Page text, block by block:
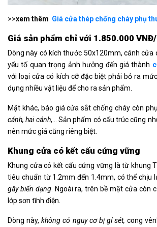
>>xem thêm Giá cửa thép chống cháy phụ
Giá sản phẩm chỉ với 1.850.000
Dòng này có kích thước 50x120mm, cánh cửa
yếu tố quan trọng ảnh hưởng đến giá thành
với loại cửa có kích cỡ đặc biệt phải bỏ ra
dụng nhiều vật liệu để cho ra sản phẩm.
Mặt khác, báo giá cửa sắt chống cháy còn
cánh, hai cánh,… Sản phẩm có cấu trúc cũng
nên mức giá cũng riêng biệt.
Khung cửa có kết cấu cứng vững
Khung cửa có kết cấu cứng vững là từ khung
tiêu chuẩn từ 1.2mm đến 1.4mm, có thể chịu
gây biến dạng. Ngoài ra, trên bề mặt cửa còn
lớp sơn tĩnh điện.
Dòng này,không có nguy cơ bị gỉ sét,cong